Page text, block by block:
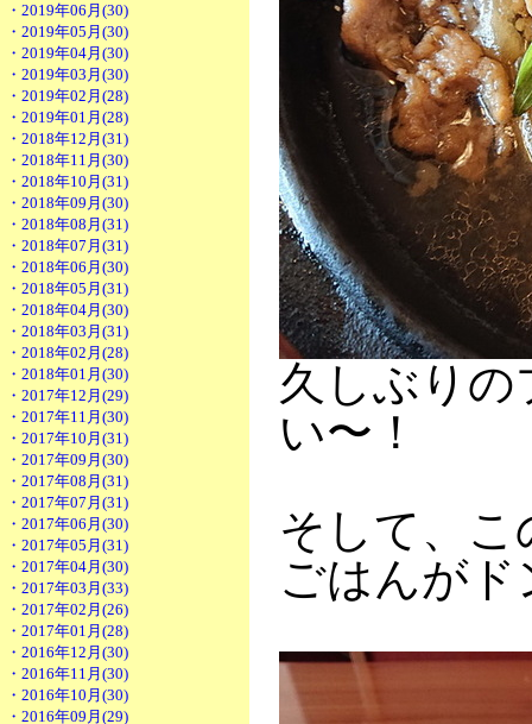
・2019年06月(30)
・2019年05月(30)
・2019年04月(30)
・2019年03月(30)
・2019年02月(28)
・2019年01月(28)
・2018年12月(31)
・2018年11月(30)
・2018年10月(31)
・2018年09月(30)
・2018年08月(31)
・2018年07月(31)
・2018年06月(30)
・2018年05月(31)
・2018年04月(30)
・2018年03月(31)
・2018年02月(28)
・2018年01月(30)
・2017年12月(29)
・2017年11月(30)
・2017年10月(31)
・2017年09月(30)
・2017年08月(31)
・2017年07月(31)
・2017年06月(30)
・2017年05月(31)
・2017年04月(30)
・2017年03月(33)
・2017年02月(26)
・2017年01月(28)
・2016年12月(30)
・2016年11月(30)
・2016年10月(30)
・2016年09月(29)
久しぶりの
い〜！
そして、
ごはんが